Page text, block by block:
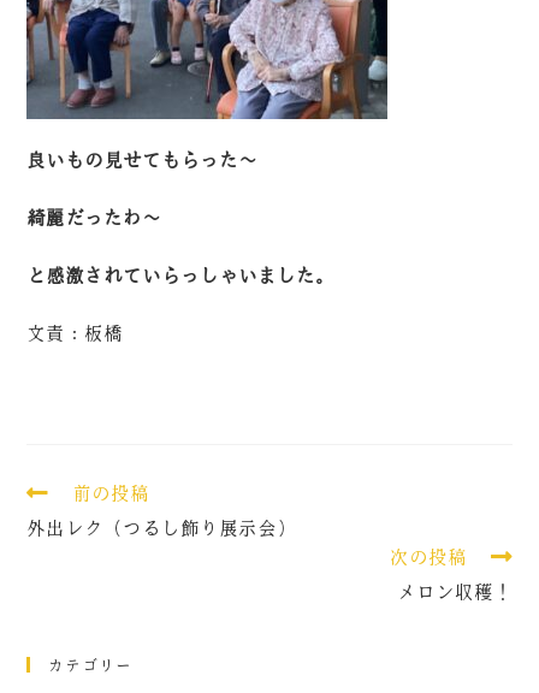
良いもの見せてもらった～
綺麗だったわ～
と感激されていらっしゃいました。
文責：板橋
前の投稿
外出レク（つるし飾り展示会）
次の投稿
メロン収穫！
カテゴリー